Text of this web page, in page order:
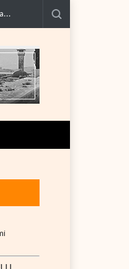
tehdit etti..